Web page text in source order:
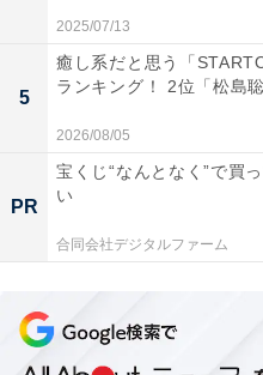
1位：摩周湖（北海道）
北海道東部の阿寒摩周国立
有数の透明度を誇るカルデ
から、「摩周ブルー」と呼
ています。深い霧に覆われ
2025/07/13
5
癒し系だと思う「
ランキング！ 2位「松島
2026/08/05
PR
宝くじ“なんとなく”で買
い
合同会社デジタルファーム